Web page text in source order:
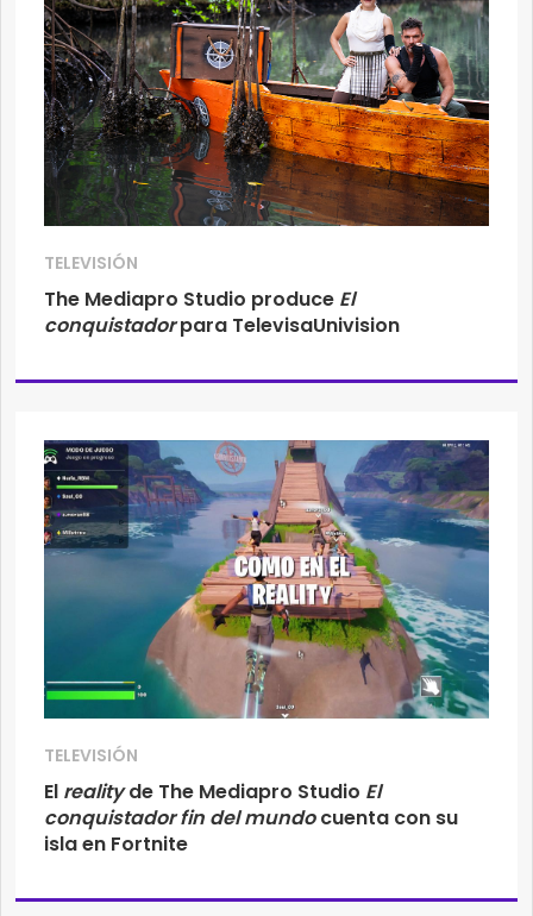
TELEVISIÓN
The Mediapro Studio produce El
conquistadorpara TelevisaUnivision
TELEVISIÓN
El realityde The Mediapro Studio El
conquistador fin del mundocuenta con su
isla en Fortnite